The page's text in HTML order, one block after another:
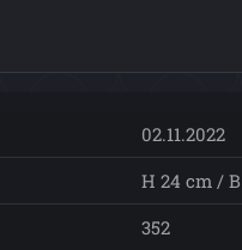
02.11.2022
H 24 cm /
352